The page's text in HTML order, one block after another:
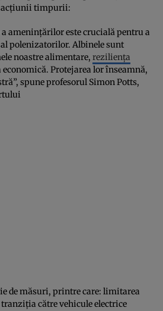
acțiunii timpurii:
amenințărilor este crucială pentru a
polenizatorilor. Albinele sunt
noastre alimentare, reziliența
economică. Protejarea lor înseamnă,
spune profesorul Simon Potts,
de măsuri, printre care: limitarea
către vehicule electrice